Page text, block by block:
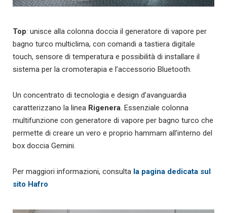
Top: unisce alla colonna doccia il generatore di vapore per
bagno turco multiclima, con comandi a tastiera digitale
touch, sensore di temperatura e possibilità di installare il
sistema per la cromoterapia e l’accessorio Bluetooth.
Un concentrato di tecnologia e design d’avanguardia
caratterizzano la linea Rigenera. Essenziale colonna
multifunzione con generatore di vapore per bagno turco che
permette di creare un vero e proprio hammam all’interno del
box doccia Gemini.
Per maggiori informazioni, consulta la pagina dedicata sul
sito Hafro